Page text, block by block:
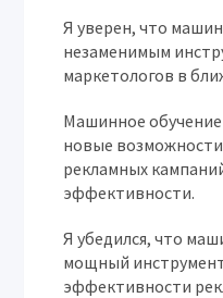
Я уверен, что
незаменимым
маркетологов в
Машинное
новые
рекламных
эффективности.
Я убедился, что
мощный
эффективности